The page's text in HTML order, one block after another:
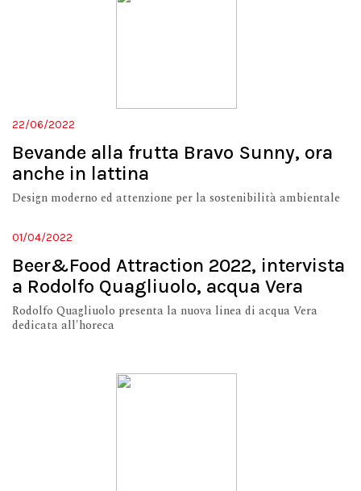
22/06/2022
Bevande alla frutta Bravo Sunny, ora
anche in lattina
Design moderno ed attenzione per la sostenibilità ambientale
01/04/2022
Beer&Food Attraction 2022, intervista
a Rodolfo Quagliuolo, acqua Vera
Rodolfo Quagliuolo presenta la nuova linea di acqua Vera
dedicata all'horeca